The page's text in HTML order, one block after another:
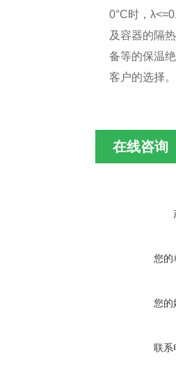
0°C时，
及容器的隔
备等的保温
客户的选择
在线咨询
您的
您的
联系